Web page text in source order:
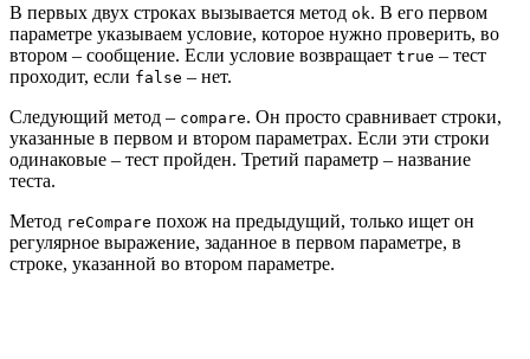
В первых двух строках вызывается метод ok. В его первом
параметре указываем условие, которое нужно проверить, во
втором – сообщение. Если условие возвращает true – тест
проходит, если false – нет.
Следующий метод – compare. Он просто сравнивает строки,
указанные в первом и втором параметрах. Если эти строки
одинаковые – тест пройден. Третий параметр – название
теста.
Метод reCompare похож на предыдущий, только ищет он
регулярное выражение, заданное в первом параметре, в
строке, указанной во втором параметре.